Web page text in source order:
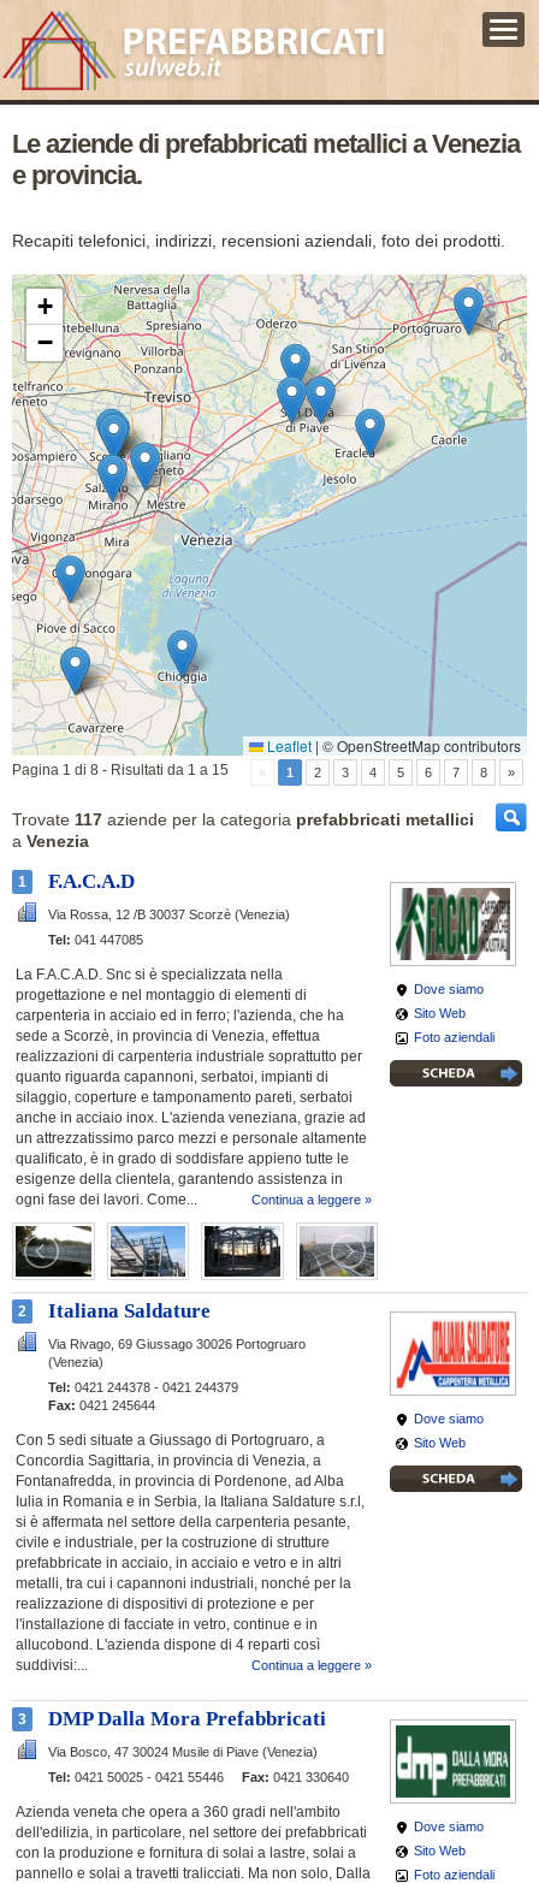
Le aziende di prefabbricati metallici a Venezia
e provincia.
Recapiti telefonici, indirizzi, recensioni aziendali, foto dei prodotti.
+
−
Leaflet | © OpenStreetMap contributors
Pagina 1 di 8 - Risultati da 1 a 15 « 1 2 3 4 5 6 7 8 »
Trovate 117 aziende per la categoria prefabbricati metallici
a Venezia
1 F.A.C.A.D
Via Rossa, 12 /B 30037 Scorzè (Venezia)
Tel: 041 447085
La F.A.C.A.D. Snc si è specializzata nella
progettazione e nel montaggio di elementi di
carpenteria in acciaio ed in ferro; l'azienda, che ha
sede a Scorzè, in provincia di Venezia, effettua
realizzazioni di carpenteria industriale soprattutto per
quanto riguarda capannoni, serbatoi, impianti di
silaggio, coperture e tamponamento pareti, serbatoi
anche in acciaio inox. L'azienda veneziana, grazie ad
un attrezzatissimo parco mezzi e personale altamente
qualificato, è in grado di soddisfare appieno tutte le
esigenze della clientela, garantendo assistenza in
ogni fase dei lavori. Come...
Continua a leggere »
Dove siamo
Sito Web
Foto aziendali
2 Italiana Saldature
Via Rivago, 69 Giussago 30026 Portogruaro
(Venezia)
Tel: 0421 244378 - 0421 244379
Fax: 0421 245644
Con 5 sedi situate a Giussago di Portogruaro, a
Concordia Sagittaria, in provincia di Venezia, a
Fontanafredda, in provincia di Pordenone, ad Alba
Iulia in Romania e in Serbia, la Italiana Saldature s.r.l,
si è affermata nel settore della carpenteria pesante,
civile e industriale, per la costruzione di strutture
prefabbricate in acciaio, in acciaio e vetro e in altri
metalli, tra cui i capannoni industriali, nonché per la
realizzazione di dispositivi di protezione e per
l'installazione di facciate in vetro, continue e in
allucobond. L'azienda dispone di 4 reparti così
suddivisi:...
Continua a leggere »
Dove siamo
Sito Web
3 DMP Dalla Mora Prefabbricati
Via Bosco, 47 30024 Musile di Piave (Venezia)
Tel: 0421 50025 - 0421 55446 Fax: 0421 330640
Azienda veneta che opera a 360 gradi nell'ambito
dell'edilizia, in particolare, nel settore dei prefabbricati
con la produzione e fornitura di solai a lastre, solai a
pannello e solai a travetti tralicciati. Ma non solo, Dalla
Dove siamo
Sito Web
Foto aziendali